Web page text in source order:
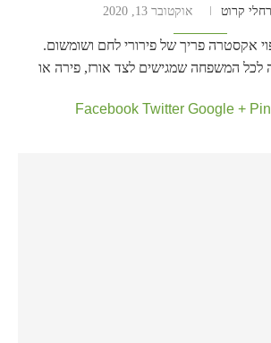
רחלי קרוט אוקטובר 13, 2020
אקסטרה פריך של פירורי לחם ושומשום.
לכל המשפחה שמגישים לצד אורז, פירה או
Facebook Twitter Google +